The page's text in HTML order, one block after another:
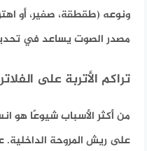
ونوعه (طقطقة، صفير، أو
مصدر الصوت يساعد في
تراكم الأتربة على
من أكثر الأسباب شيوعًا هو
على ريش المروحة الداخلية.